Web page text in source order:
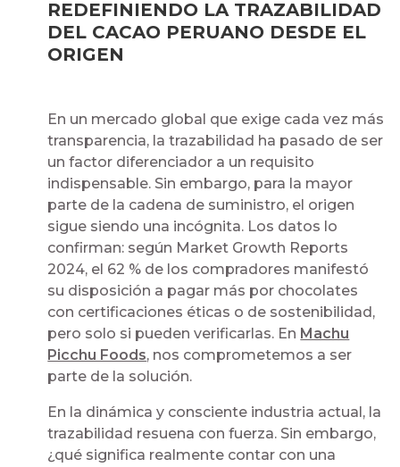
REDEFINIENDO LA TRAZABILIDAD
DEL CACAO PERUANO DESDE EL
ORIGEN
En un mercado global que exige cada vez más
transparencia, la trazabilidad ha pasado de ser
un factor diferenciador a un requisito
indispensable. Sin embargo, para la mayor
parte de la cadena de suministro, el origen
sigue siendo una incógnita. Los datos lo
confirman: según Market Growth Reports
2024, el 62 % de los compradores manifestó
su disposición a pagar más por chocolates
con certificaciones éticas o de sostenibilidad,
pero solo si pueden verificarlas. En Machu
Picchu Foods, nos comprometemos a ser
parte de la solución.
En la dinámica y consciente industria actual, la
trazabilidad resuena con fuerza. Sin embargo,
¿qué significa realmente contar con una